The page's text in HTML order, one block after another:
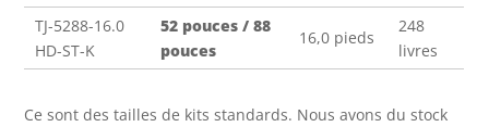
TJ-5288-16.0
HD-ST-K
52 pouces / 88
pouces
16,0 pieds
248
livres
Ce sont des tailles de kits standards. Nous avons du stock